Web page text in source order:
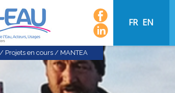
FR EN
/ Projets en cours / MANTEA